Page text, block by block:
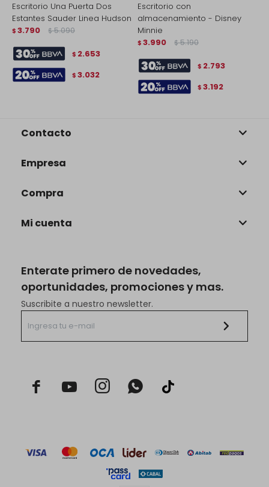
Escritorio Una Puerta Dos
Estantes Sauder Linea Hudson
$ 3.790 $ 5.090
$ 2.653
$ 3.032
Escritorio con
almacenamiento - Disney
Minnie
$ 3.990 $ 5.190
$ 2.793
$ 3.192
Enterate primero de novedades,
oportunidades, promociones y mas.
Suscribite a nuestro newsletter.
  
Contacto
Empresa
Compra
Mi cuenta